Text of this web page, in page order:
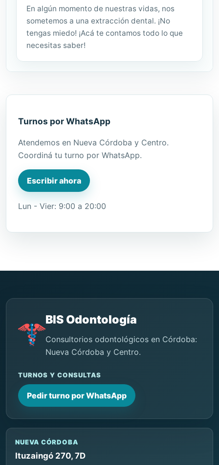
En algún momento de nuestras vidas, nos
sometemos a una extracción dental. ¡No
tengas miedo! ¡Acá te contamos todo lo que
necesitas saber!
Turnos por WhatsApp
Atendemos en Nueva Córdoba y Centro.
Coordiná tu turno por WhatsApp.
Escribir ahora
Lun - Vier: 9:00 a 20:00
BIS Odontología
Consultorios odontológicos en Córdoba:
Nueva Córdoba y Centro.
TURNOS Y CONSULTAS
Pedir turno por WhatsApp
NUEVA CÓRDOBA
Ituzaingó 270, 7D